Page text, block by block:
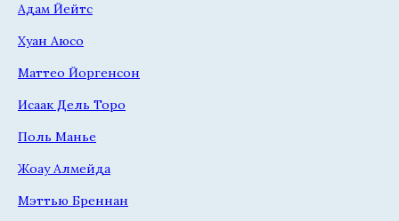
Адам Йейтс
Хуан Аюсо
Маттео Йоргенсон
Исаак Дель Торо
Поль Манье
Жоау Алмейда
Мэттью Бреннан